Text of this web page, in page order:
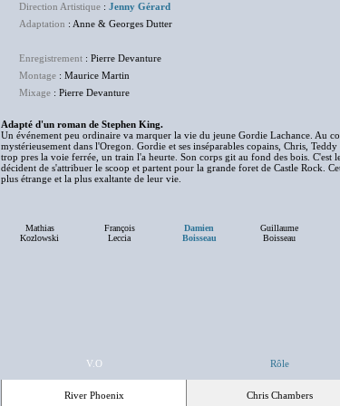
Direction Artistique : Jenny Gérard
Adaptation : Anne & Georges Dutter
Enregistrement : Pierre Devanture
Montage : Maurice Martin
Mixage : Pierre Devanture
Adapté d'un roman de Stephen King.
Un événement peu ordinaire va marquer la vie du jeune Gordie Lachance. Au
mystérieusement dans l'Oregon. Gordie et ses inséparables copains, Chris,
trop pres la voie ferrée, un train l'a heurte. Son corps git au fond des bois. C'est
décident de s'attribuer le scoop et partent pour la grande foret de Castle Rock.
plus étrange et la plus exaltante de leur vie.
Mathias
Kozlowski
François
Leccia
Damien
Boisseau
Guillaume
Boisseau
V.O Rôle
River Phoenix Chris Chambers